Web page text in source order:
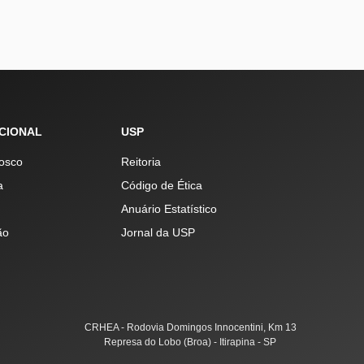
USP
Reitoria
Código de Ética
Anuário Estatístico
Jornal da USP
CRHEA - Rodovia Domingos Innocentini, Km 13
Represa do Lobo (Broa) - Itirapina - SP